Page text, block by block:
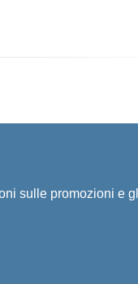
sulle promozioni e